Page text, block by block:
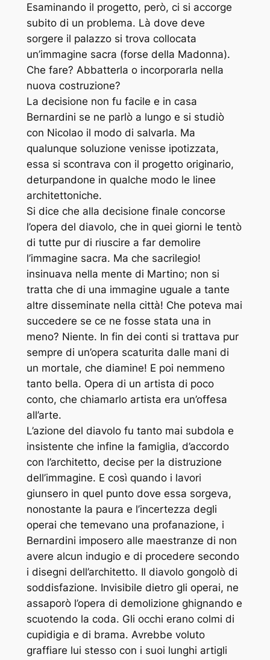
Esaminando il progetto, però, ci si accorge
subito di un problema. Là dove deve
sorgere il palazzo si trova collocata
un’immagine sacra (forse della Madonna).
Che fare? Abbatterla o incorporarla nella
nuova costruzione?
La decisione non fu facile e in casa
Bernardini se ne parlò a lungo e si studiò
con Nicolao il modo di salvarla. Ma
qualunque soluzione venisse ipotizzata,
essa si scontrava con il progetto originario,
deturpandone in qualche modo le linee
architettoniche.
Si dice che alla decisione finale concorse
l’opera del diavolo, che in quei giorni le tentò
di tutte pur di riuscire a far demolire
l’immagine sacra. Ma che sacrilegio!
insinuava nella mente di Martino; non si
tratta che di una immagine uguale a tante
altre disseminate nella città! Che poteva mai
succedere se ce ne fosse stata una in
meno? Niente. In fin dei conti si trattava pur
sempre di un’opera scaturita dalle mani di
un mortale, che diamine! E poi nemmeno
tanto bella. Opera di un artista di poco
conto, che chiamarlo artista era un’offesa
all’arte.
L’azione del diavolo fu tanto mai subdola e
insistente che infine la famiglia, d’accordo
con l’architetto, decise per la distruzione
dell’immagine. E così quando i lavori
giunsero in quel punto dove essa sorgeva,
nonostante la paura e l’incertezza degli
operai che temevano una profanazione, i
Bernardini imposero alle maestranze di non
avere alcun indugio e di procedere secondo
i disegni dell’architetto. Il diavolo gongolò di
soddisfazione. Invisibile dietro gli operai, ne
assaporò l’opera di demolizione ghignando e
scuotendo la coda. Gli occhi erano colmi di
cupidigia e di brama. Avrebbe voluto
graffiare lui stesso con i suoi lunghi artigli